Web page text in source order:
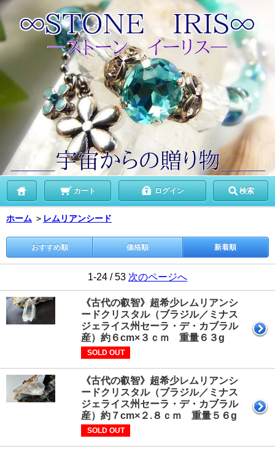
カート ログイン 検索
ホーム ＞ レムリアンシード
おすすめ順 価格順 新着順
1-24 / 53 次のページへ
《古代の叡智》超希少レムリアンシ
ードクリスタル（ブラジル／ミナス
ジェライス州セーラ・デ・カブラル
産）約６cm×３ｃｍ 重量６３g
SOLD OUT
《古代の叡智》超希少レムリアンシ
ードクリスタル（ブラジル／ミナス
ジェライス州セーラ・デ・カブラル
産）約７cm×２.８ｃｍ 重量５６g
SOLD OUT